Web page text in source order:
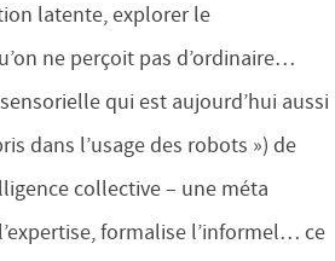
latente, explorer le
ne perçoit pas d’ordinaire…
qui est aujourd’hui aussi
dans l’usage des robots ») de
collective – une méta
formalise l’informel… ce